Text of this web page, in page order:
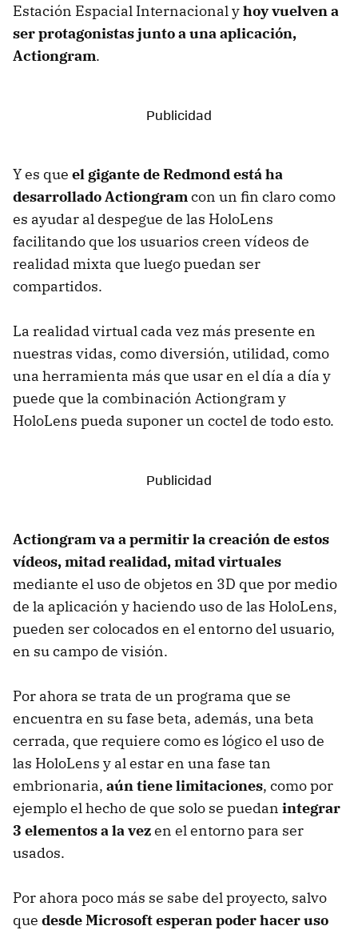
Estación Espacial Internacional yhoy vuelven a
ser protagonistas junto a una aplicación,
Actiongram.
Y es que el gigante de Redmond está ha
desarrollado Actiongram con un fin claro como
es ayudar al despegue de las HoloLens
facilitando que los usuarios creen vídeos de
realidad mixta que luego puedan ser
compartidos.
La realidad virtual cada vez más presente en
nuestras vidas, como diversión, utilidad, como
una herramienta más que usar en el día a día y
puede que la combinación Actiongram y
HoloLens pueda suponer un coctel de todo esto.
Actiongram va a permitir la creación de estos
vídeos, mitad realidad, mitad virtuales
mediante el uso de objetos en 3D que por medio
de la aplicación y haciendo uso de las HoloLens,
pueden ser colocados en el entorno del usuario,
en su campo de visión.
Por ahora se trata de un programa que se
encuentra en su fase beta, además, una beta
cerrada, que requiere como es lógico el uso de
las HoloLens y al estar en una fase tan
embrionaria, aún tiene limitaciones, como por
ejemplo el hecho de que solo se puedan integrar
3 elementos a la vezen el entorno para ser
usados.
Por ahora poco más se sabe del proyecto, salvo
que desde Microsoft esperan poder hacer uso